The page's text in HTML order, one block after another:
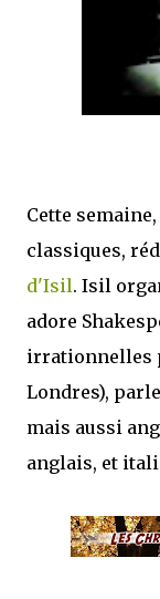
mettre sous tous les
Cette
classiques,
d'Isil. Isil
adore
irrationnelles
Londres),
mais aussi
anglais, et